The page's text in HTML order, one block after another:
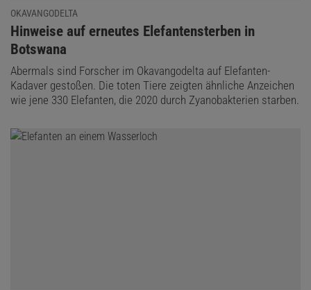
OKAVANGODELTA
:
Hinweise auf erneutes Elefantensterben in
Botswana
Abermals sind Forscher im Okavangodelta auf Elefanten-
Kadaver gestoßen. Die toten Tiere zeigten ähnliche Anzeichen
wie jene 330 Elefanten, die 2020 durch Zyanobakterien starben.